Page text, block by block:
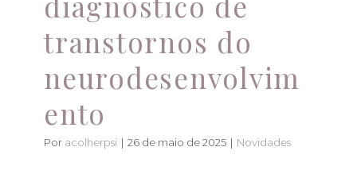
transtornos do
neurodesenvolvim
ento
Por acolherpsi | 26 de maio de 2025 | Novidades